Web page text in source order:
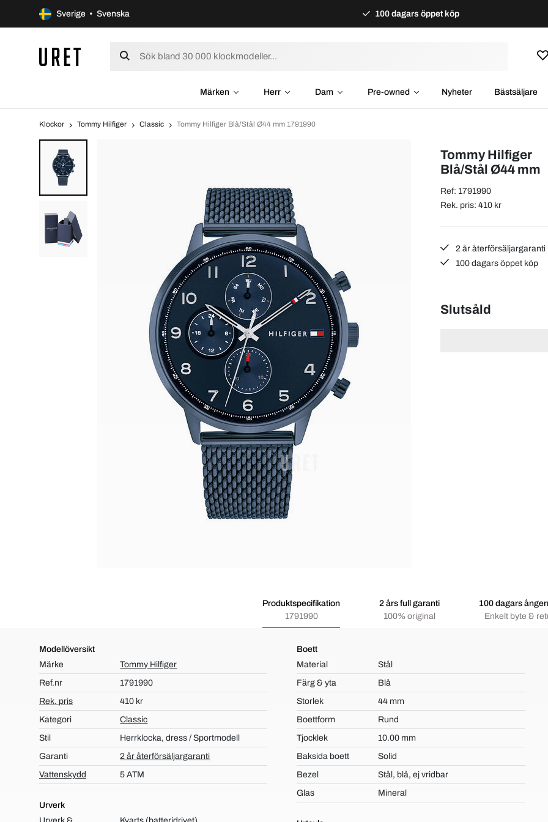
Sverige • Svenska 100 dagars öppet köp
Märken Herr Dam Pre-owned Nyheter Bästsäljare
Klockor Tommy Hilfiger Classic Tommy Hilfiger Blå/Stål Ø44 mm 1791990
Tommy Hilfiger
Blå/Stål Ø44 mm
Ref: 1791990
Rek. pris: 410 kr
2 år återförsäljargaranti
100 dagars öppet köp
Slutsåld
Produktspecifikation
1791990
2 års full garanti
100% original
100 dagars
Enkelt byte &
Modellöversikt
Märke
Tommy Hilfiger
Ref.nr
1791990
Rek. pris
410 kr
Kategori
Classic
Stil
Herrklocka, dress / Sportmodell
Garanti
2 år återförsäljargaranti
Vattenskydd
5 ATM
Urverk
Boett
Material
Stål
Färg & yta
Blå
Storlek
44 mm
Boettform
Rund
Tjocklek
10.00 mm
Baksida boett
Solid
Bezel
Stål, blå, ej vridbar
Glas
Mineral